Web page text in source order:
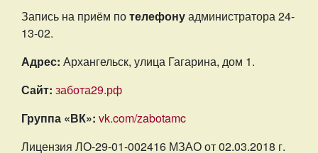
Запись на приём потелефонуадминистратора 24-
13-02.
Адрес: Архангельск, улица Гагарина, дом 1.
Сайт: забота29.рф
Группа «ВК»: vk.com/zabotamc
Лицензия ЛО-29-01-002416 МЗАО от 02.03.2018 г.